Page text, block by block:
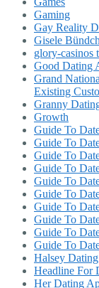
Gaming
Gay Reality
Gisele
glory-casinos
Good Dating
Grand
Existing
Granny
Growth
Guide To
Guide To
Guide To
Guide To
Guide To
Guide To
Guide To
Guide To
Guide To
Guide To
Halsey
Headline For
Her Dating